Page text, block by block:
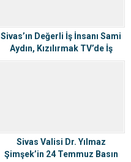
Sivas’ın Değerli İş İnsanı Sami
Aydın, Kızılırmak TV’de İş
Dünyasını Değerlendirdi
Sivas Valisi Dr. Yılmaz
Şimşek’in 24 Temmuz Basın